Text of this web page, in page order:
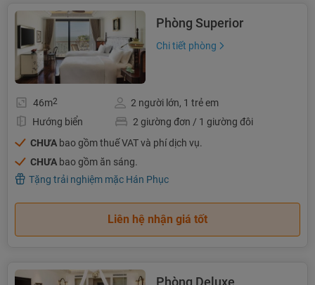
Phòng Superior
Chi tiết phòng
46m2
2 người lớn, 1 trẻ em
Hướng biển
2 giường đơn / 1 giường đôi
CHƯA bao gồm thuế VAT và phí dịch vụ.
CHƯA bao gồm ăn sáng.
Tặng trải nghiệm mặc Hán Phục
Liên hệ nhận giá tốt